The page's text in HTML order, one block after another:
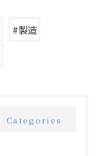
#製造
Categories